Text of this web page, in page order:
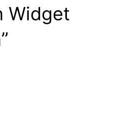
Widget